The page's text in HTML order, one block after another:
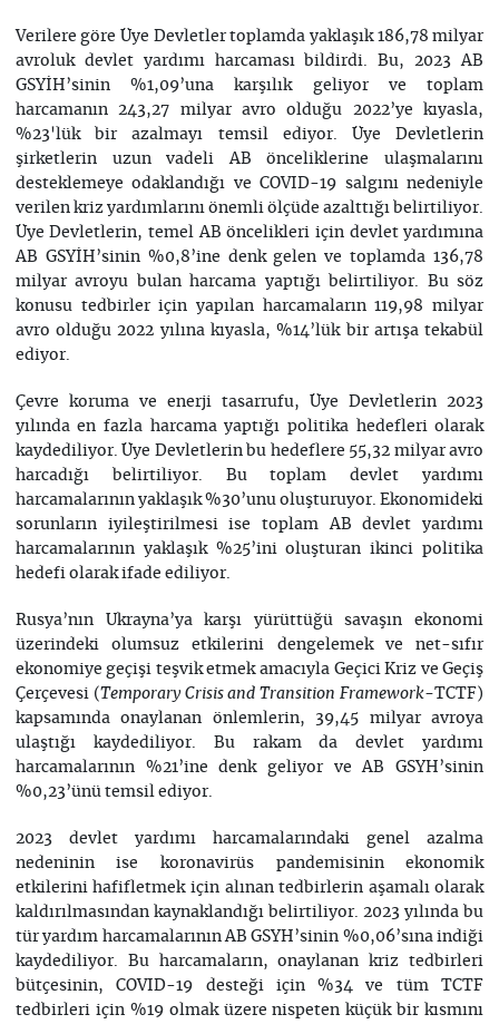
Verilere göre Üye Devletler toplamda yaklaşık 186,78 milyar
avroluk devlet yardımı harcaması bildirdi. Bu, 2023 AB
GSYİH’sinin %1,09’una karşılık geliyor ve toplam
harcamanın 243,27 milyar avro olduğu 2022’ye kıyasla,
%23'lük bir azalmayı temsil ediyor. Üye Devletlerin
şirketlerin uzun vadeli AB önceliklerine ulaşmalarını
desteklemeye odaklandığı ve COVID-19 salgını nedeniyle
verilen kriz yardımlarını önemli ölçüde azalttığı belirtiliyor.
Üye Devletlerin, temel AB öncelikleri için devlet yardımına
AB GSYİH’sinin %0,8’ine denk gelen ve toplamda 136,78
milyar avroyu bulan harcama yaptığı belirtiliyor. Bu söz
konusu tedbirler için yapılan harcamaların 119,98 milyar
avro olduğu 2022 yılına kıyasla, %14’lük bir artışa tekabül
ediyor.
Çevre koruma ve enerji tasarrufu, Üye Devletlerin 2023
yılında en fazla harcama yaptığı politika hedefleri olarak
kaydediliyor. Üye Devletlerin bu hedeflere 55,32 milyar avro
harcadığı belirtiliyor. Bu toplam devlet yardımı
harcamalarının yaklaşık %30’unu oluşturuyor. Ekonomideki
sorunların iyileştirilmesi ise toplam AB devlet yardımı
harcamalarının yaklaşık %25’ini oluşturan ikinci politika
hedefi olarak ifade ediliyor.
Rusya’nın Ukrayna’ya karşı yürüttüğü savaşın ekonomi
üzerindeki olumsuz etkilerini dengelemek ve net-sıfır
ekonomiye geçişi teşvik etmek amacıyla Geçici Kriz ve Geçiş
Çerçevesi (Temporary Crisis and Transition Framework-TCTF)
kapsamında onaylanan önlemlerin, 39,45 milyar avroya
ulaştığı kaydediliyor. Bu rakam da devlet yardımı
harcamalarının %21’ine denk geliyor ve AB GSYH’sinin
%0,23’ünü temsil ediyor.
2023 devlet yardımı harcamalarındaki genel azalma
nedeninin ise koronavirüs pandemisinin ekonomik
etkilerini hafifletmek için alınan tedbirlerin aşamalı olarak
kaldırılmasından kaynaklandığı belirtiliyor. 2023 yılında bu
tür yardım harcamalarının AB GSYH’sinin %0,06’sına indiği
kaydediliyor. Bu harcamaların, onaylanan kriz tedbirleri
bütçesinin, COVID-19 desteği için %34 ve tüm TCTF
tedbirleri için %19 olmak üzere nispeten küçük bir kısmını